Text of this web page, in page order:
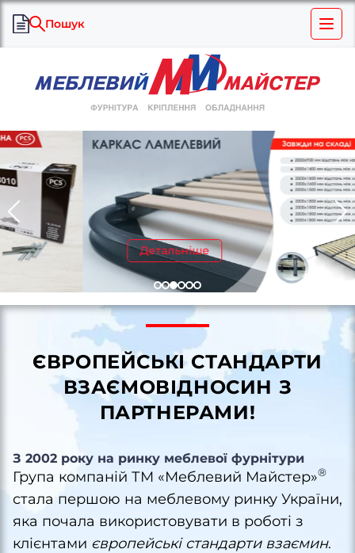
Пошук
Детальніше
ЄВРОПЕЙСЬКІ СТАНДАРТИ
ВЗАЄМОВІДНОСИН З
ПАРТНЕРАМИ!
З 2002 року на ринку меблевої фурнітури
Група компаній ТМ «Меблевий Майстер»®
стала першою на меблевому ринку України,
яка почала використовувати в роботі з
клієнтами європейські стандарти взаємин.